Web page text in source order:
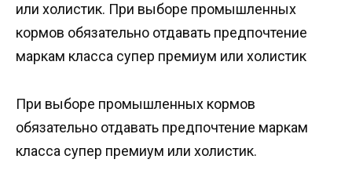
или холистик. При выборе промышленных
кормов обязательно отдавать предпочтение
маркам класса супер премиум или холистик
При выборе промышленных кормов
обязательно отдавать предпочтение маркам
класса супер премиум или холистик.